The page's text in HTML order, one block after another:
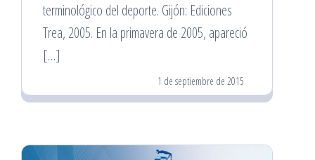
terminológico del deporte. Gijón: Ediciones
Trea, 2005. En la primavera de 2005, apareció
[…]
1 de septiembre de 2015